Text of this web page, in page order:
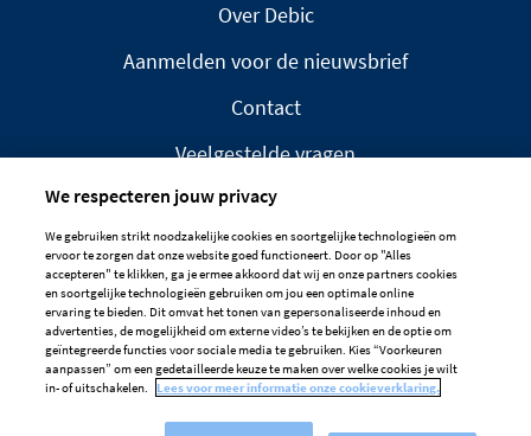
Over Debic
Aanmelden voor de nieuwsbrief
Contact
Veelgestelde vragen
DISCLAIMER
PRIVACYBELEID
COOKIEBELEID
Cookievoorkeuren
We respecteren jouw privacy
We gebruiken strikt noodzakelijke cookies en soortgelijke technologieën om
ervoor te zorgen dat onze website goed functioneert. Door op "Alles
accepteren" te klikken, ga je ermee akkoord dat wij en onze partners cookies
en soortgelijke technologieën gebruiken om jou een optimale online
ervaring te bieden. Dit omvat het tonen van gepersonaliseerde inhoud en
advertenties, de mogelijkheid om externe video’s te bekijken en de optie om
geïntegreerde functies voor sociale media te gebruiken. Kies “Voorkeuren
aanpassen” om een gedetailleerde keuze te maken over welke cookies je wilt
in- of uitschakelen.
Lees voor meer informatie onze cookieverklaring.